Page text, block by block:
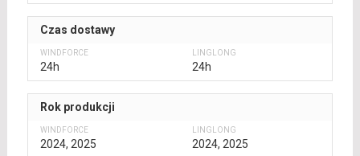
Czas dostawy
24h 24h
Rok produkcji
2024, 2025 2024, 2025